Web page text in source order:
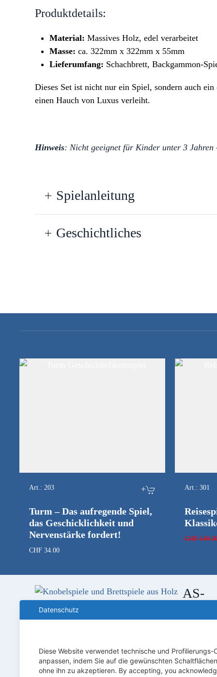
Produktdetails:
Material: Massives Holz, edel verarbeitet
Masse: ca. 322mm x 322mm x 55mm
Lieferumfang: Schachbrett, Backgammon-
Dieses Set ist nicht nur ein Spiel, sondern auch
einen Hauch von Luxus verleiht.
Hinweis: Nicht geeignet für Kinder unter 3 Jahren
Spielanleitung
Geschichtliches
Art.: 203 +
Turm – Das aufregende Spiel,
das Geschicklichkeit und
Nervenstärke fordert!
CHF 34.00
Art.: 301
CHF
AS-
CH-4704
Datenschutz
Diese Website verwendet technische und
anpassen, indem Sie auf die gewünschten
ohne ihn zu akzeptieren. By accepting, you